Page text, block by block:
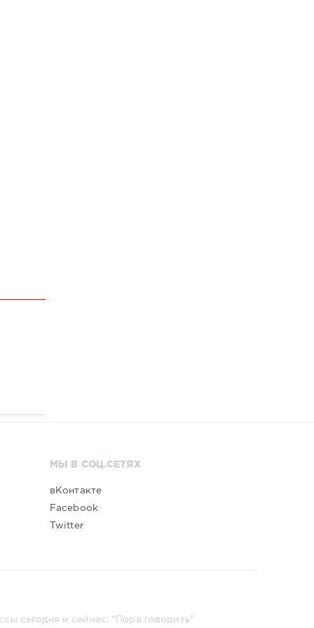
МЫ В СОЦ.СЕТЯХ
вКонтакте
Facebook
Twitter
сегодня и сейчас. "Пора говорить"